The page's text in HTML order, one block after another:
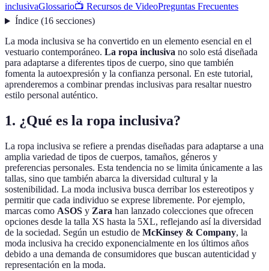
inclusivaGlossario📺 Recursos de VideoPreguntas Frecuentes
Índice(16 secciones)
La moda inclusiva se ha convertido en un elemento esencial en el
vestuario contemporáneo. La ropa inclusiva no solo está diseñada
para adaptarse a diferentes tipos de cuerpo, sino que también
fomenta la autoexpresión y la confianza personal. En este tutorial,
aprenderemos a combinar prendas inclusivas para resaltar nuestro
estilo personal auténtico.
1. ¿Qué es la ropa inclusiva?
La ropa inclusiva se refiere a prendas diseñadas para adaptarse a una
amplia variedad de tipos de cuerpos, tamaños, géneros y
preferencias personales. Esta tendencia no se limita únicamente a las
tallas, sino que también abarca la diversidad cultural y la
sostenibilidad. La moda inclusiva busca derribar los estereotipos y
permitir que cada individuo se exprese libremente. Por ejemplo,
marcas como ASOS y Zara han lanzado colecciones que ofrecen
opciones desde la talla XS hasta la 5XL, reflejando así la diversidad
de la sociedad. Según un estudio de McKinsey & Company, la
moda inclusiva ha crecido exponencialmente en los últimos años
debido a una demanda de consumidores que buscan autenticidad y
representación en la moda.